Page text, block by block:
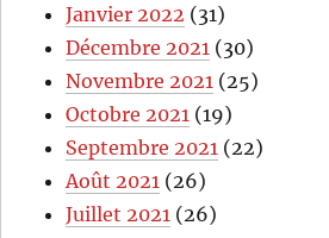
Janvier 2022 (31)
Décembre 2021 (30)
Novembre 2021 (25)
Octobre 2021 (19)
Septembre 2021 (22)
Août 2021 (26)
Juillet 2021 (26)